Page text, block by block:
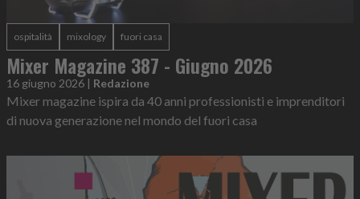
ospitalità mixology fuori casa
Mixer Magazine 387 - Giugno 2026
16 giugno 2026 | Redazione
Mixer magazine ispira da 40 anni professionisti e imprenditori
di nuova generazione nel mondo del fuori casa